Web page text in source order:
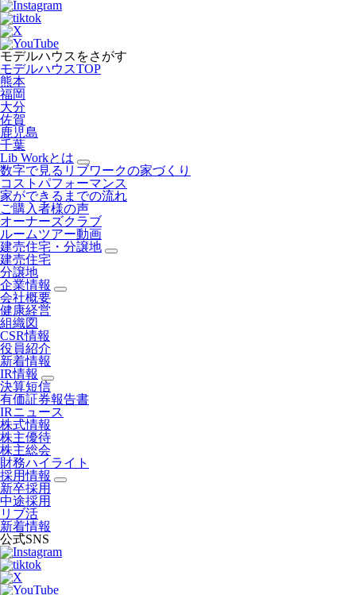
モデルハウスをさがす
モデルハウスTOP
熊本
福岡
大分
佐賀
鹿児島
千葉
Lib Workとは
数字で見るリブワークの家づくり
コストパフォーマンス
家ができるまでの流れ
ご購入者様の声
オーナーズクラブ
ルームツアー動画
建売住宅・分譲地
建売住宅
分譲地
企業情報
会社概要
健康経営
組織図
CSR情報
役員紹介
新着情報
IR情報
決算短信
有価証券報告書
IRニュース
株式情報
株主優待
株主総会
財務ハイライト
採用情報
新卒採用
中途採用
リブ活
新着情報
公式SNS